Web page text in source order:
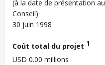
(à la date de présentation au
Conseil)
30 juin 1998
Coût total du projet 1
USD 0.00 millions